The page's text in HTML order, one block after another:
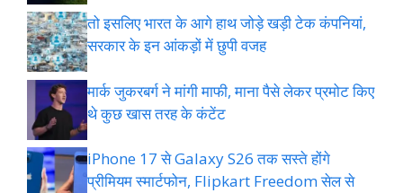
तो इसलिए भारत के आगे हाथ जोड़े खड़ी टेक कंपनियां,
सरकार के इन आंकड़ों में छुपी वजह
मार्क जुकरबर्ग ने मांगी माफी, माना पैसे लेकर प्रमोट क‍िए
थे कुछ खास तरह के कंटेंट
iPhone 17 से Galaxy S26 तक सस्ते होंगे
प्रीमियम स्मार्टफोन, Flipkart Freedom सेल से